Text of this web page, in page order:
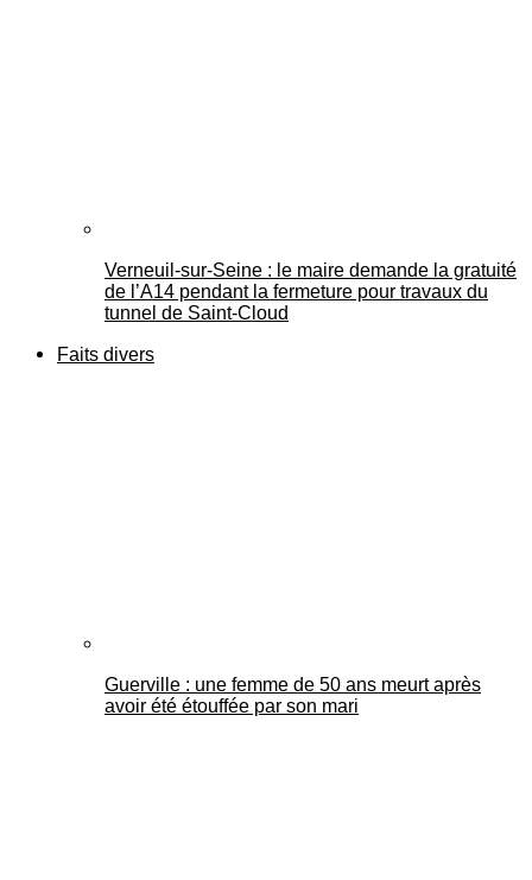
Verneuil-sur-Seine : le maire demande la gratuité
de l’A14 pendant la fermeture pour travaux du
tunnel de Saint-Cloud
Faits divers
Guerville : une femme de 50 ans meurt après
avoir été étouffée par son mari